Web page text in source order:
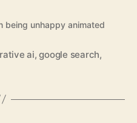
being unhappy animated
ai,google search,